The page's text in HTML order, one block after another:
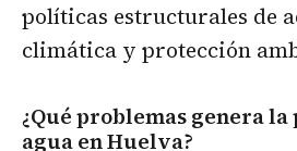
políticas estructurales de
climática y protección
¿Qué problemas genera
agua en Huelva?